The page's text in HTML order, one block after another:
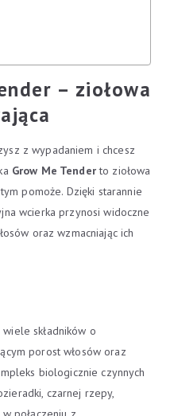
– ziołowa
z wypadaniem i chcesz
Grow Me Tenderto ziołowa
pomoże. Dzięki starannie
wcierka przynosi widoczne
oraz wzmacniając ich
składników o
porost włosów oraz
biologicznie czynnych
czarnej rzepy,